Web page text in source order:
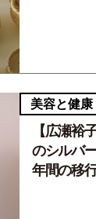
美容と健康
【広瀬裕
のシルバ
年間の移